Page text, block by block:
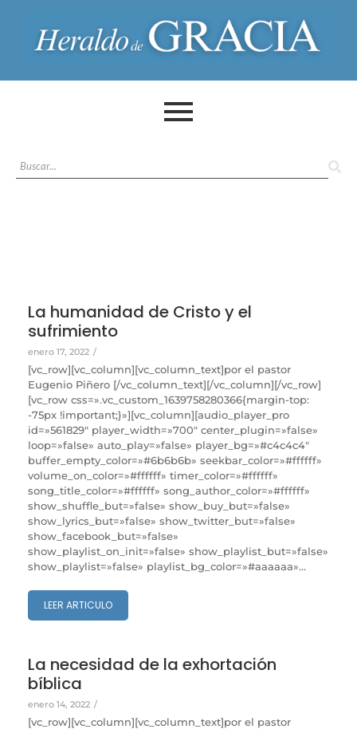
La humanidad de Cristo y el
sufrimiento
enero 17, 2022 /
[vc_row][vc_column][vc_column_text]por el pastor
Eugenio Piñero [/vc_column_text][/vc_column][/vc_row]
[vc_row css=».vc_custom_1639758280366{margin-top:
-75px !important;}»][vc_column][audio_player_pro
id=»561829″ player_width=»700″ center_plugin=»false»
loop=»false» auto_play=»false» player_bg=»#c4c4c4″
buffer_empty_color=»#6b6b6b» seekbar_color=»#ffffff»
volume_on_color=»#ffffff» timer_color=»#ffffff»
song_title_color=»#ffffff» song_author_color=»#ffffff»
show_shuffle_but=»false» show_buy_but=»false»
show_lyrics_but=»false» show_twitter_but=»false»
show_facebook_but=»false»
show_playlist_on_init=»false» show_playlist_but=»false»
show_playlist=»false» playlist_bg_color=»#aaaaaa»...
LEER ARTICULO
La necesidad de la exhortación
bíblica
enero 14, 2022 /
[vc_row][vc_column][vc_column_text]por el pastor